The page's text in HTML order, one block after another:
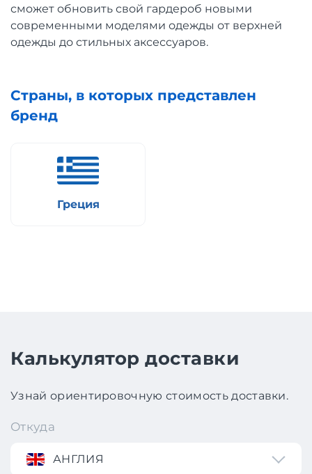
сможет обновить свой гардероб новыми
современными моделями одежды от верхней
одежды до стильных аксессуаров.
Страны, в которых представлен
бренд
Греция
Калькулятор доставки
Узнай ориентировочную стоимость доставки.
Откуда
АНГЛИЯ